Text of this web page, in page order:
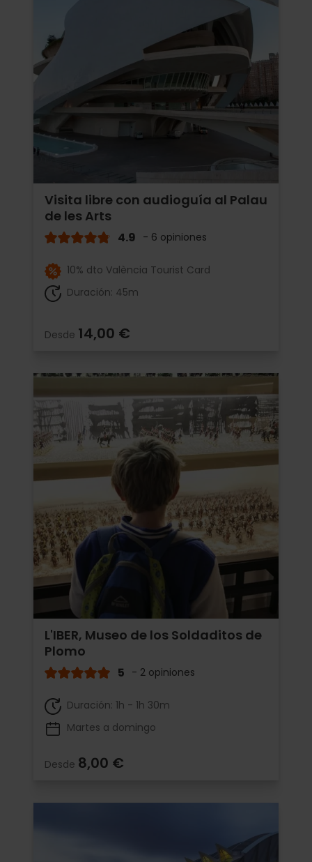
Visita libre con audioguía al Palau
de les Arts
4.9 - 6 opiniones
10% dto València Tourist Card
Duración: 45m
Desde 14,00 €
L'IBER, Museo de los Soldaditos de
Plomo
5 - 2 opiniones
Duración: 1h - 1h 30m
Martes a domingo
Desde 8,00 €